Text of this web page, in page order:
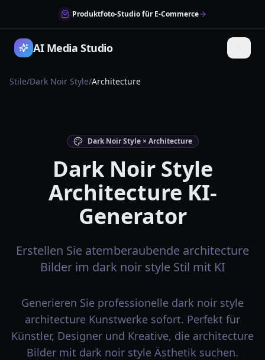
Produktfoto-Studio für E-Commerce
AI Media Studio
Stile/Dark Noir Style/Architecture
Dark Noir Style × Architecture
Dark Noir Style
Architecture KI-
Generator
Erstellen Sie atemberaubende architecture
Bilder im dark noir style Stil mit KI
Generieren Sie professionelle dark noir style
architecture Kunstwerke sofort. Perfekt für
Künstler, Designer und Kreative, die architecture
Bilder mit dark noir style Ästhetik suchen.